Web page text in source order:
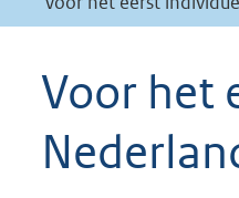
Voor het